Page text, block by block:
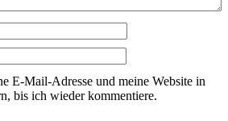
E-Mail-Adresse und meine Website in
bis ich wieder kommentiere.